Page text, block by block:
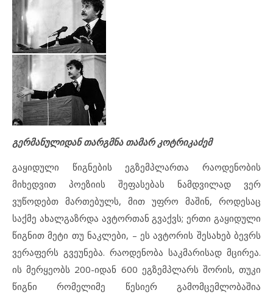
გერმანულიდან თარგმნა თამარ კოტრიკაძემ
გაყიდული წიგნების ეგზემპლართა რაოდენობის
მიხედვით პოეზიის შეფასებას ნამდვილად ვერ
ვუწოდებთ მართებულს, მით უფრო მაშინ, როდესაც
საქმე ახალგაზრდა ავტორთან გვაქვს; ერთი გაყიდული
წიგნით მეტი თუ ნაკლები, – ეს ავტორის შესახებ ბევრს
ვერაფერს გვეუნება. რაოდენობა საკმარისად მცირეა.
ის მერყეობს 200-იდან 600 ეგზემპლარს შორის, თუკი
წიგნი რომელიმე წესიერ გამომცემლობაშია